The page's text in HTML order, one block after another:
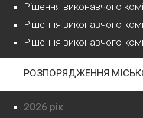
Рішення виконавчого
Рішення виконавчого
Рішення виконавчого
РОЗПОРЯДЖЕННЯ
2026 рік